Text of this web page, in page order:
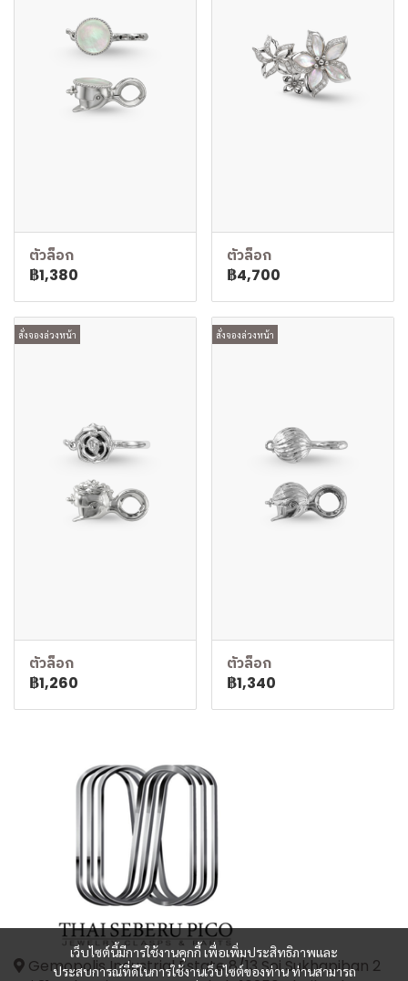
ตัวล็อก
฿1,380
ตัวล็อก
฿4,700
สั่งจองล่วงหน้า
ตัวล็อก
฿1,260
สั่งจองล่วงหน้า
ตัวล็อก
฿1,340
เว็บไซต์นี้มีการใช้งานคุกกี้ เพื่อเพิ่มประสิทธิภาพและ
ประสบการณ์ที่ดีในการใช้งานเว็บไซต์ของท่าน ท่านสามารถ
Gemopolis Industrial Estate 8/13 Soi Sukhapiban 2